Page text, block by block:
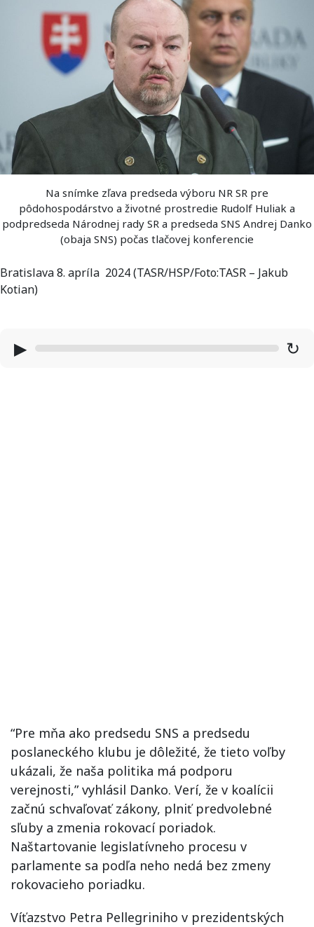
Na snímke zľava predseda výboru NR SR pre
pôdohospodárstvo a životné prostredie Rudolf Huliak a
podpredseda Národnej rady SR a predseda SNS Andrej Danko
(obaja SNS) počas tlačovej konferencie
Bratislava 8. apríla 2024 (TASR/HSP/Foto:TASR – Jakub
Kotian)
▶ ↻
“Pre mňa ako predsedu SNS a predsedu
poslaneckého klubu je dôležité, že tieto voľby
ukázali, že naša politika má podporu
verejnosti,” vyhlásil Danko. Verí, že v koalícii
začnú schvaľovať zákony, plniť predvolebné
sľuby a zmenia rokovací poriadok.
Naštartovanie legislatívneho procesu v
parlamente sa podľa neho nedá bez zmeny
rokovacieho poriadku.
Víťazstvo Petra Pellegriniho v prezidentských